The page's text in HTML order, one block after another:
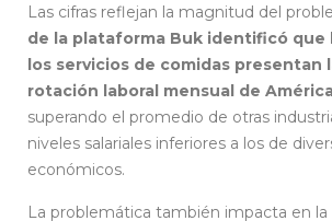
Las cifras reflejan la magnitud del
de la plataforma Buk identificó que
los servicios de comidas presentan
rotación laboral mensual de
superando el promedio de otras
niveles salariales inferiores a los de
económicos.
La problemática también impacta en